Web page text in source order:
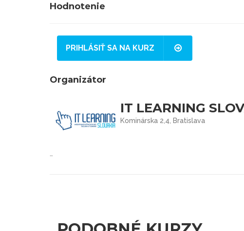
Hodnotenie
PRIHLÁSIŤ SA NA KURZ
Organizátor
IT LEARNING
Kominárska 2,4, Bratislava